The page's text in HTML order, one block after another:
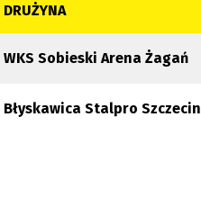
DRUŻYNA
WKS Sobieski Arena Żagań
Błyskawica Stalpro Szczecin